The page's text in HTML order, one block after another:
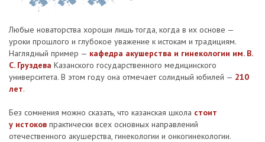
Любые новаторства хороши лишь тогда, когда в их основе —
уроки прошлого и глубокое уважение к истокам и традициям.
Наглядный пример — кафедра акушерства и гинекологии им. В.
С. Груздева Казанского государственного медицинского
университета. В этом году она отмечает солидный юбилей — 210
лет.
Без сомнения можно сказать, что казанская школа стоит
у истоков практически всех основных направлений
отечественного акушерства, гинекологии и онкогинекологии.